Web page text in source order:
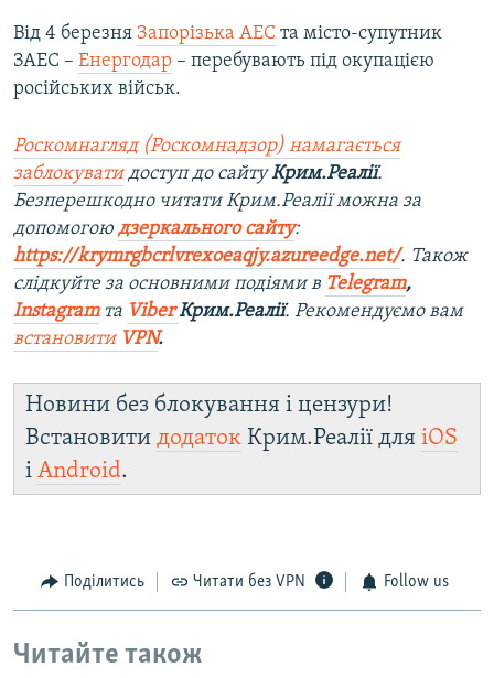
Від 4 березня Запорізька АЕС та місто-супутник
ЗАЕС – Енергодар – перебувають під окупацією
російських військ.
Роскомнагляд (Роскомнадзор) намагається
заблокуватидоступ до сайтуКрим.Реалії.
Безперешкодно читати Крим.Реалії можна за
допомогою дзеркального сайту:
https://krymrgbcrlvrexoeaqjy.azureedge.net/. Також
слідкуйте за основними подіями в Telegram,
Instagramта ViberКрим.Реалії. Рекомендуємо вам
встановити VPN.
Новини без блокування і цензури!
Встановити додаток Крим.Реалії для iOS
і Android.
Поділитись Читати без VPN Follow us
Читайте також